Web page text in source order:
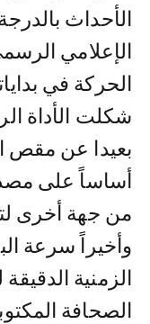
الأحداث
الإعلامي
الحركة في
شكلت الأداة
بعيدا عن مقص
أساساً على
من جهة أخرى
وأخيراً سرعة
الزمنية
الصحافة